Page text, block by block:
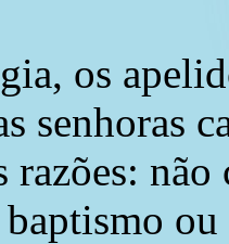
os
senhoras
razões: